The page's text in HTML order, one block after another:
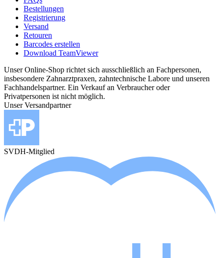
Bestellungen
Registrierung
Versand
Retouren
Barcodes erstellen
Download TeamViewer
Unser Online-Shop richtet sich ausschließlich an Fachpersonen,
insbesondere Zahnarztpraxen, zahntechnische Labore und unseren
Fachhandelspartner. Ein Verkauf an Verbraucher oder
Privatpersonen ist nicht möglich.
Unser Versandpartner
SVDH-Mitglied